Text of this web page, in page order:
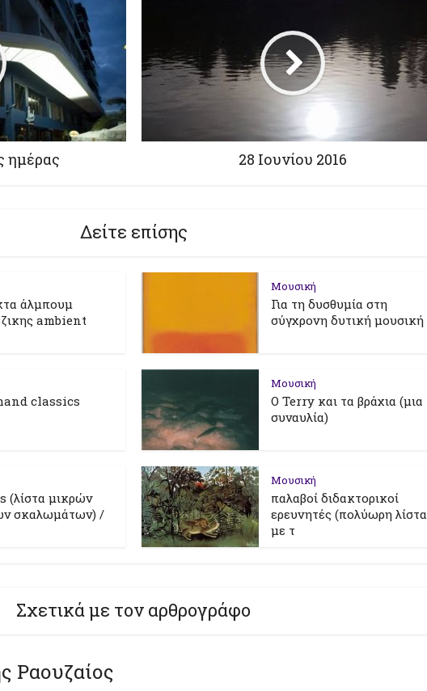
ημέρας 28 Ιουνίου 2016
Δείτε επίσης
άλμπουμ
ambient
Μουσική
Για τη δυσθυμία στη
σύγχρονη δυτική μουσική
classics
Μουσική
Ο Terry και τα βράχια (μια
συναυλία)
(λίστα μικρών
σκαλωμάτων) /
Μουσική
παλαβοί διδακτορικοί
ερευνητές (πολύωρη λίστα
με τ
Σχετικά με τον αρθρογράφο
Ραουζαίος